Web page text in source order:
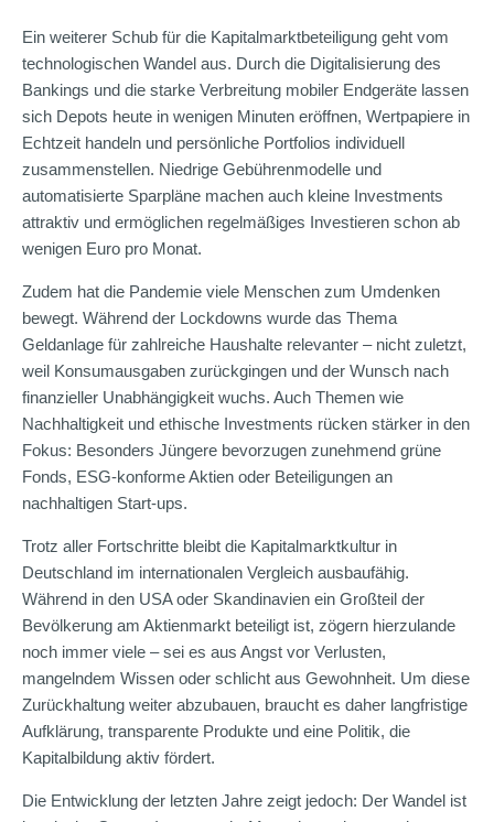
Ein weiterer Schub für die Kapitalmarktbeteiligung geht vom
technologischen Wandel aus. Durch die Digitalisierung des
Bankings und die starke Verbreitung mobiler Endgeräte lassen
sich Depots heute in wenigen Minuten eröffnen, Wertpapiere in
Echtzeit handeln und persönliche Portfolios individuell
zusammenstellen. Niedrige Gebührenmodelle und
automatisierte Sparpläne machen auch kleine Investments
attraktiv und ermöglichen regelmäßiges Investieren schon ab
wenigen Euro pro Monat.
Zudem hat die Pandemie viele Menschen zum Umdenken
bewegt. Während der Lockdowns wurde das Thema
Geldanlage für zahlreiche Haushalte relevanter – nicht zuletzt,
weil Konsumausgaben zurückgingen und der Wunsch nach
finanzieller Unabhängigkeit wuchs. Auch Themen wie
Nachhaltigkeit und ethische Investments rücken stärker in den
Fokus: Besonders Jüngere bevorzugen zunehmend grüne
Fonds, ESG-konforme Aktien oder Beteiligungen an
nachhaltigen Start-ups.
Trotz aller Fortschritte bleibt die Kapitalmarktkultur in
Deutschland im internationalen Vergleich ausbaufähig.
Während in den USA oder Skandinavien ein Großteil der
Bevölkerung am Aktienmarkt beteiligt ist, zögern hierzulande
noch immer viele – sei es aus Angst vor Verlusten,
mangelndem Wissen oder schlicht aus Gewohnheit. Um diese
Zurückhaltung weiter abzubauen, braucht es daher langfristige
Aufklärung, transparente Produkte und eine Politik, die
Kapitalbildung aktiv fördert.
Die Entwicklung der letzten Jahre zeigt jedoch: Der Wandel ist